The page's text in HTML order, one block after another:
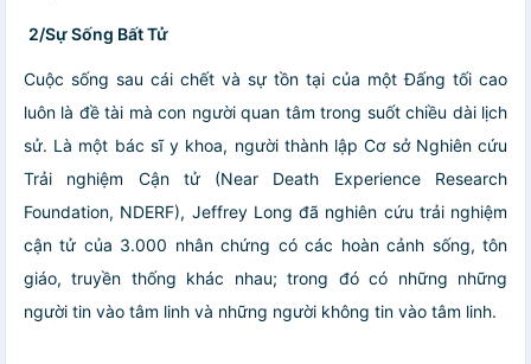
2/Sự Sống Bất Tử
Cuộc sống sau cái chết và sự tồn tại của một Đấng tối cao
luôn là đề tài mà con người quan tâm trong suốt chiều dài lịch
sử. Là một bác sĩ y khoa, người thành lập Cơ sở Nghiên cứu
Trải nghiệm Cận tử (Near Death Experience Research
Foundation, NDERF), Jeffrey Long đã nghiên cứu trải nghiệm
cận tử của 3.000 nhân chứng có các hoàn cảnh sống, tôn
giáo, truyền thống khác nhau; trong đó có những những
người tin vào tâm linh và những người không tin vào tâm linh.